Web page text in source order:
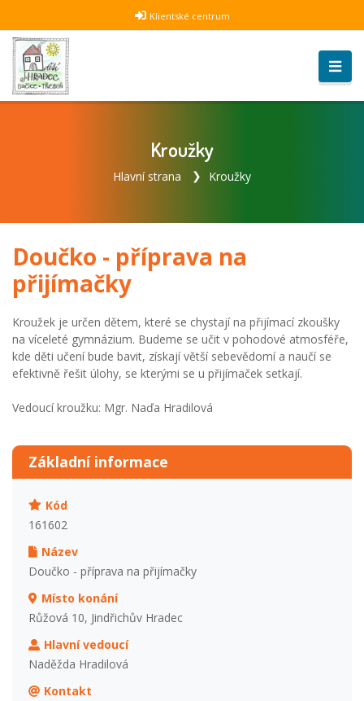
Klientské centrum
Kroužky
Hlavní strana Kroužky
Doučko - příprava na
přijímačky
Kroužek je určen dětem, které se chystají na přijímací zkoušky
na víceleté gymnázium. Budeme se učit v pohodové atmosféře,
kde děti učení bude bavit, získají větší sebevědomí a naučí se
efektivně řešit úlohy, se kterými se u přijímaček setkají.
Vedoucí kroužku: Mgr. Naďa Hradilová
Základní informace
Kód
161602
Název
Doučko - příprava na přijímačky
Místo konání
Růžová 10, Jindřichův Hradec
Hlavní vedoucí
Naděžda Hradilová
Kontakt